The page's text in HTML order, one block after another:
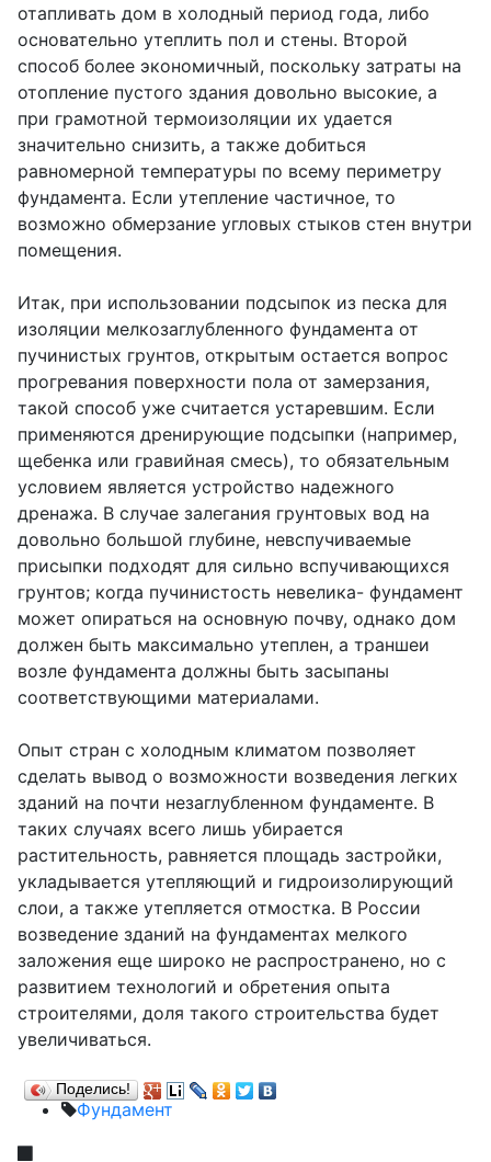
отапливать дом в холодный период года, либо
основательно утеплить пол и стены. Второй
способ более экономичный, поскольку затраты на
отопление пустого здания довольно высокие, а
при грамотной термоизоляции их удается
значительно снизить, а также добиться
равномерной температуры по всему периметру
фундамента. Если утепление частичное, то
возможно обмерзание угловых стыков стен внутри
помещения.
Итак, при использовании подсыпок из песка для
изоляции мелкозаглубленного фундамента от
пучинистых грунтов, открытым остается вопрос
прогревания поверхности пола от замерзания,
такой способ уже считается устаревшим. Если
применяются дренирующие подсыпки (например,
щебенка или гравийная смесь), то обязательным
условием является устройство надежного
дренажа. В случае залегания грунтовых вод на
довольно большой глубине, невспучиваемые
присыпки подходят для сильно вспучивающихся
грунтов; когда пучинистость невелика- фундамент
может опираться на основную почву, однако дом
должен быть максимально утеплен, а траншеи
возле фундамента должны быть засыпаны
соответствующими материалами.
Опыт стран с холодным климатом позволяет
сделать вывод о возможности возведения легких
зданий на почти незаглубленном фундаменте. В
таких случаях всего лишь убирается
растительность, равняется площадь застройки,
укладывается утепляющий и гидроизолирующий
слои, а также утепляется отмостка. В России
возведение зданий на фундаментах мелкого
заложения еще широко не распространено, но с
развитием технологий и обретения опыта
строителями, доля такого строительства будет
увеличиваться.
Поделись!
Фундамент